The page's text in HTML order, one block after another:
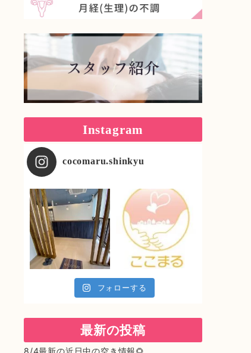
Instagram
cocomaru.shinkyu
フォローする
最新の投稿
8/4最新の近日中の空き情報🌻